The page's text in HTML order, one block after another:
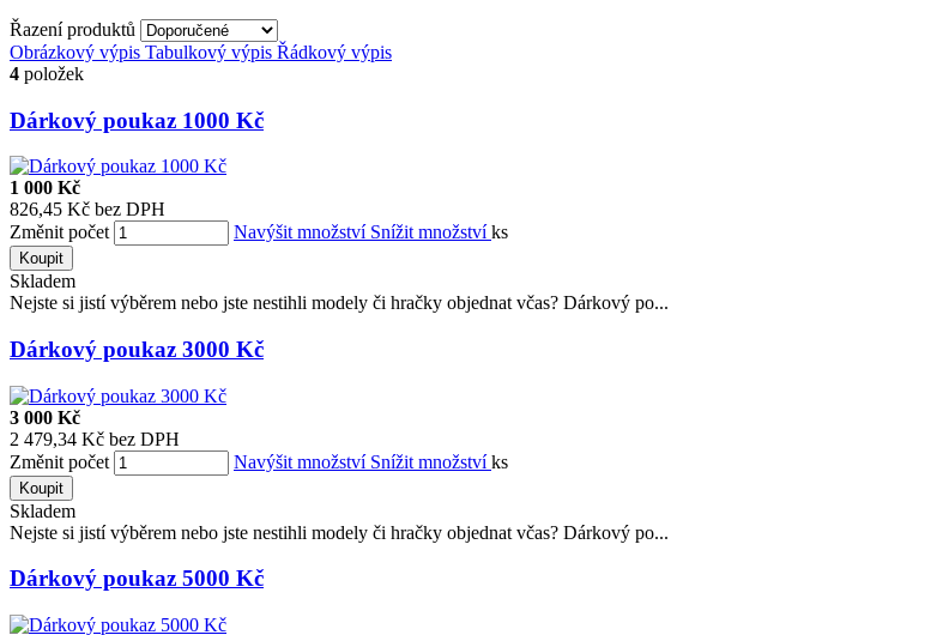
Řazení produktů
Obrázkový výpis Tabulkový výpis Řádkový výpis
4 položek
Dárkový poukaz 1000 Kč
1 000 Kč
826,45 Kč bez DPH
Změnit počet
Navýšit množství Snížit množstvíks
Koupit
Skladem
Nejste si jistí výběrem nebo jste nestihli modely či hračky objednat včas? Dárkový po...
Dárkový poukaz 3000 Kč
3 000 Kč
2 479,34 Kč bez DPH
Změnit počet
Navýšit množství Snížit množstvíks
Koupit
Skladem
Nejste si jistí výběrem nebo jste nestihli modely či hračky objednat včas? Dárkový po...
Dárkový poukaz 5000 Kč